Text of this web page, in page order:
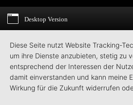
Desktop Version
Diese Seite nutzt Website Tracking-
um ihre Dienste anzubieten, stetig zu
entsprechend der Interessen der
damit einverstanden und kann meine
Wirkung für die Zukunft widerrufen